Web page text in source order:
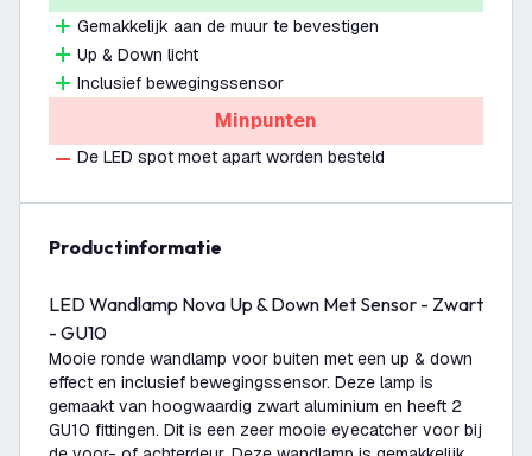
Gemakkelijk aan de muur te bevestigen
Up & Down licht
Inclusief bewegingssensor
Minpunten
De LED spot moet apart worden besteld
productinformatie
LED Wandlamp Nova Up & Down Met Sensor - Zwart
- GU10
Mooie ronde wandlamp voor buiten met een up & down
effect en inclusief bewegingssensor. Deze lamp is
gemaakt van hoogwaardig zwart aluminium en heeft 2
GU10 fittingen. Dit is een zeer mooie eyecatcher voor bij